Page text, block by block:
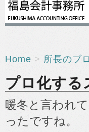
Home > 所長のブ
プロ化する
暖冬と言われ
ったですね。